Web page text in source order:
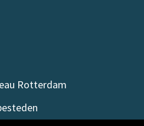
Rotterdam